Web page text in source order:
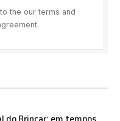
the our terms and